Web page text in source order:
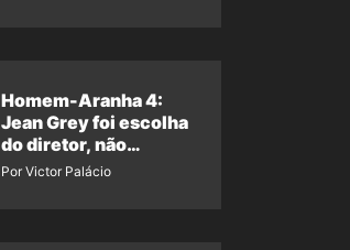
Homem-Aranha 4:
Jean Grey foi escolha
do diretor, não
imposição da Marvel
Por Victor Palácio